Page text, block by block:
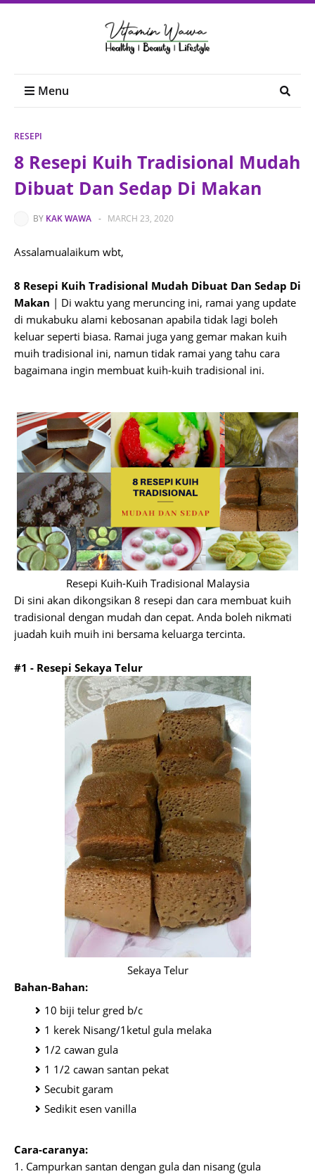
Menu
RESEPI
8 Resepi Kuih Tradisional Mudah
Dibuat Dan Sedap Di Makan
BY KAK WAWA - MARCH 23, 2020
Assalamualaikum wbt,
8 Resepi Kuih Tradisional Mudah Dibuat Dan Sedap Di
Makan | Di waktu yang meruncing ini, ramai yang update
di mukabuku alami kebosanan apabila tidak lagi boleh
keluar seperti biasa. Ramai juga yang gemar makan kuih
muih tradisional ini, namun tidak ramai yang tahu cara
bagaimana ingin membuat kuih-kuih tradisional ini.
Resepi Kuih-Kuih Tradisional Malaysia
Di sini akan dikongsikan 8 resepi dan cara membuat kuih
tradisional dengan mudah dan cepat. Anda boleh nikmati
juadah kuih muih ini bersama keluarga tercinta.
#1 - Resepi Sekaya Telur
Sekaya Telur
Bahan-Bahan:
10 biji telur gred b/c
1 kerek Nisang​/1ketul gula melaka
1/2 cawan gula
1 1/2 cawan santan pekat
Secubit garam
Sedikit esen vanilla
Cara-caranya:
1. Campurkan santan dengan gula dan nisang (gula